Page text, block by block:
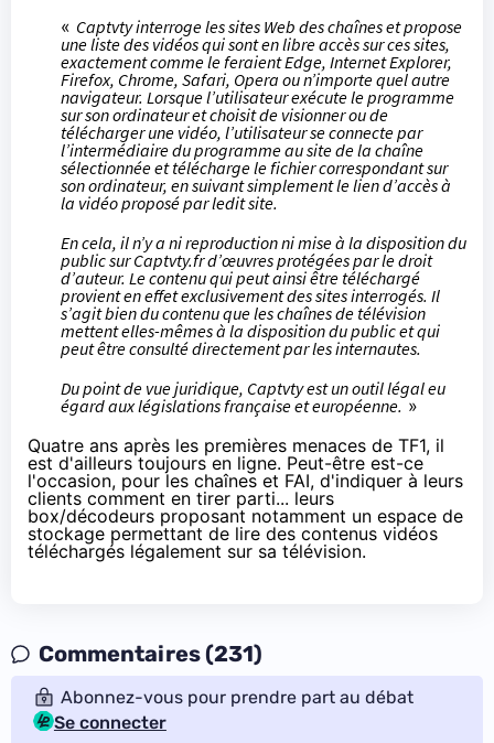
« Captvty interroge les sites Web des chaînes et propose
une liste des vidéos qui sont en libre accès sur ces sites,
exactement comme le feraient Edge, Internet Explorer,
Firefox, Chrome, Safari, Opera ou n’importe quel autre
navigateur. Lorsque l’utilisateur exécute le programme
sur son ordinateur et choisit de visionner ou de
télécharger une vidéo, l’utilisateur se connecte par
l’intermédiaire du programme au site de la chaîne
sélectionnée et télécharge le fichier correspondant sur
son ordinateur, en suivant simplement le lien d’accès à
la vidéo proposé par ledit site.
En cela, il n’y a ni reproduction ni mise à la disposition du
public sur Captvty.fr d’œuvres protégées par le droit
d’auteur. Le contenu qui peut ainsi être téléchargé
provient en effet exclusivement des sites interrogés. Il
s’agit bien du contenu que les chaînes de télévision
mettent elles-mêmes à la disposition du public et qui
peut être consulté directement par les internautes.
Du point de vue juridique, Captvty est un outil légal eu
égard aux législations française et européenne. »
Quatre ans après les premières menaces de TF1, il
est d'ailleurs toujours en ligne. Peut-être est-ce
l'occasion, pour les chaînes et FAI, d'indiquer à leurs
clients comment en tirer parti... leurs
box/décodeurs proposant notamment un espace de
stockage permettant de lire des contenus vidéos
téléchargés légalement sur sa télévision.
Commentaires (231)
Abonnez-vous pour prendre part au débat
Se connecter